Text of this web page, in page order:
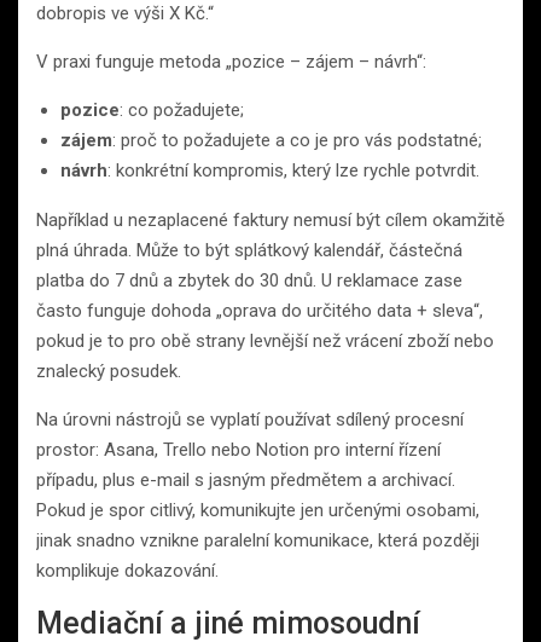
dobropis ve výši X Kč.“
V praxi funguje metoda „pozice – zájem – návrh“:
pozice: co požadujete;
zájem: proč to požadujete a co je pro vás podstatné;
návrh: konkrétní kompromis, který lze rychle potvrdit.
Například u nezaplacené faktury nemusí být cílem okamžitě
plná úhrada. Může to být splátkový kalendář, částečná
platba do 7 dnů a zbytek do 30 dnů. U reklamace zase
často funguje dohoda „oprava do určitého data + sleva“,
pokud je to pro obě strany levnější než vrácení zboží nebo
znalecký posudek.
Na úrovni nástrojů se vyplatí používat sdílený procesní
prostor: Asana, Trello nebo Notion pro interní řízení
případu, plus e-mail s jasným předmětem a archivací.
Pokud je spor citlivý, komunikujte jen určenými osobami,
jinak snadno vznikne paralelní komunikace, která později
komplikuje dokazování.
Mediační a jiné mimosoudní